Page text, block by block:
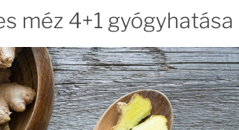
méz 4+1 gyógyhatása